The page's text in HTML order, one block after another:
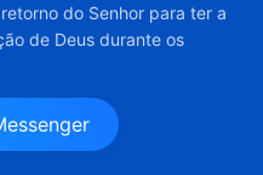
do Senhor para ter a
de Deus durante os